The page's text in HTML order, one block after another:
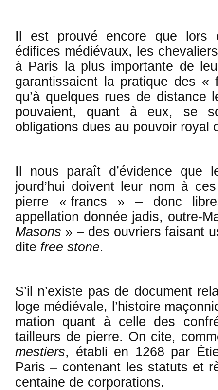
Il est prouvé encore que lors
édifices médiévaux, les
à Paris la plus importante de
garantissaient la pratique des «
qu’à quel­ques rues de distance
pouvaient, quant à eux, se
obligations dues au pouvoir royal
Il nous paraît d’évidence que
jourd’hui doivent leur nom à
pierre « francs » – donc
appellation donnée jadis, outre-
Masons » – des ou­vriers faisant
dite free stone.
S’il n’existe pas de document
loge médiévale, l’histoire
mation quant à celle des
tailleurs de pierre. On cite,
mestiers, établi en 1268 par
Paris – contenant les statuts et
centaine de corporations.